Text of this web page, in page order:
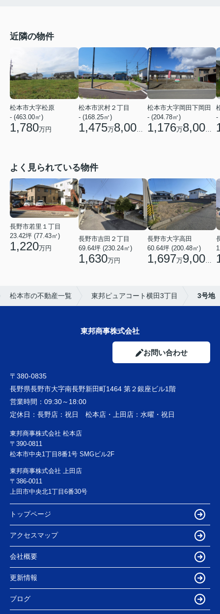
近隣の物件
松本市大字松原
- (463.00㎡)
1,780万円
松本市沢村２丁目
- (168.25㎡)
1,475万8,000 円
松本市大字岡田下岡田
- (204.78㎡)
1,176万8,000 円
-
よく見られている物件
長野市若里１丁目
23.42坪 (77.43㎡)
1,220万円
長野市吉田２丁目
69.64坪 (230.24㎡)
1,630万円
長野市大字高田
60.64坪 (200.48㎡)
1,697万9,000 円
松本市の不動産一覧 東邦ピュアコート横田3丁目 3号地
東邦商事株式会社
お問い合わせ
〒380-0835
長野県長野市大字南長野新田町1464 第２銀座ビル1階
営業時間： 09:30～18:00
定休日： 長野店：祝日 松本店・上田店：水曜・祝日
東邦商事株式会社 松本店
〒390-0811
松本市中央1丁目8番1号 SMGビル2F
東邦商事株式会社 上田店
〒386-0011
上田市中央北1丁目6番30号
トップページ
アクセスマップ
会社概要
更新情報
ブログ